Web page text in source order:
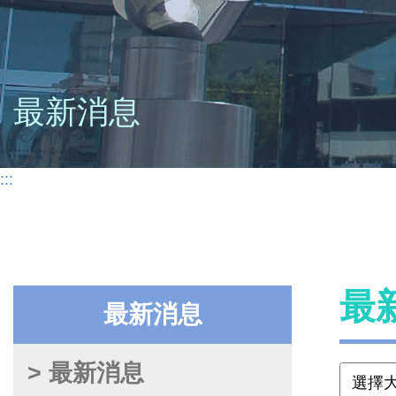
最新消息
:::
最新消息
> 最新消息
最